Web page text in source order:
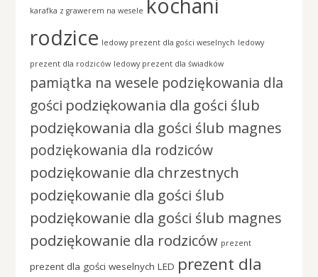
karafka z grawerem na wesele
kochani
rodzice ledowy prezent dla gości weselnych ledowy
prezent dla rodziców ledowy prezent dla świadków
pamiątka na wesele podziękowania dla
gości podziękowania dla gości ślub
podziękowania dla gości ślub magnes
podziękowania dla rodziców
podziękowanie dla chrzestnych
podziękowanie dla gości ślub
podziękowanie dla gości ślub magnes
podziękowanie dla rodziców prezent
prezent dla gości weselnych LED prezent dla